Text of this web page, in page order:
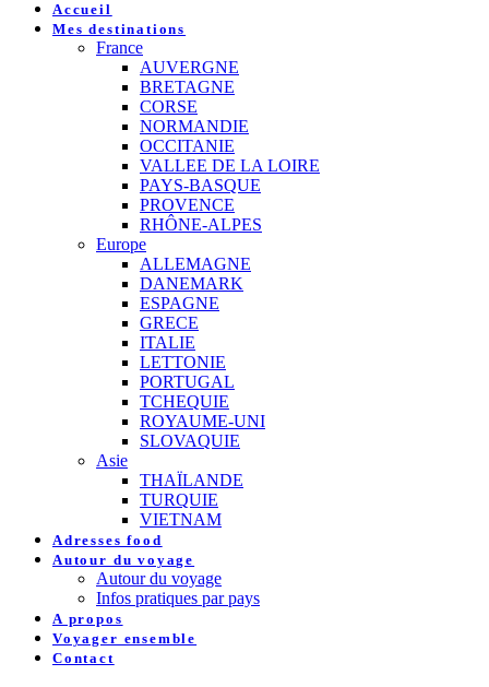
Accueil
Mes destinations
France
AUVERGNE
BRETAGNE
CORSE
NORMANDIE
OCCITANIE
VALLEE DE LA LOIRE
PAYS-BASQUE
PROVENCE
RHÔNE-ALPES
Europe
ALLEMAGNE
DANEMARK
ESPAGNE
GRECE
ITALIE
LETTONIE
PORTUGAL
TCHEQUIE
ROYAUME-UNI
SLOVAQUIE
Asie
THAÏLANDE
TURQUIE
VIETNAM
Adresses food
Autour du voyage
Autour du voyage
Infos pratiques par pays
A propos
Voyager ensemble
Contact